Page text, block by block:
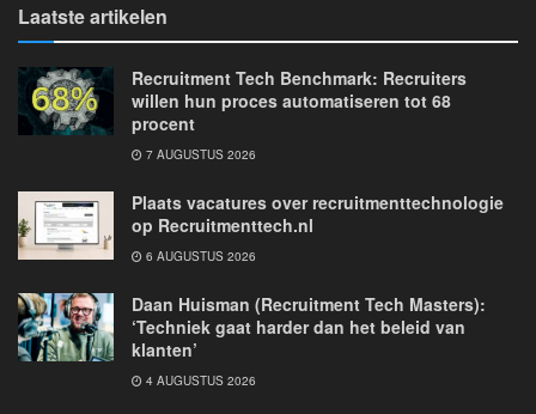
Laatste artikelen
Recruitment Tech Benchmark: Recruiters
willen hun proces automatiseren tot 68
procent
7 AUGUSTUS 2026
Plaats vacatures over recruitmenttechnologie
op Recruitmenttech.nl
6 AUGUSTUS 2026
Daan Huisman (Recruitment Tech Masters):
‘Techniek gaat harder dan het beleid van
klanten’
4 AUGUSTUS 2026